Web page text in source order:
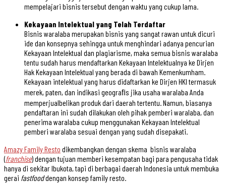
mempelajari bisnis tersebut dengan waktu yang cukup lama.
Kekayaan Intelektual yang Telah Terdaftar
Bisnis waralaba merupakan bisnis yang sangat rawan untuk dicuri
ide dan konsepnya sehingga untuk menghindari adanya pencurian
Kekayaan Intelektual dan plagiarisme, maka semua bisnis waralaba
tentu sudah harus mendaftarkan Kekayaan Intelektualnya ke Dirjen
Hak Kekayaan Intelektual yang berada di bawah Kemenkumham.
Kekayaan intelektual yang harus didaftarkan ke Dirjen HKI termasuk
merek, paten, dan indikasi geograﬁs jika usaha waralaba Anda
memperjualbelikan produk dari daerah tertentu. Namun, biasanya
pendaftaran ini sudah dilakukan oleh pihak pemberi waralaba, dan
penerima waralaba cukup menggunakan Kekayaan Intelektual
pemberi waralaba sesuai dengan yang sudah disepakati.
Amazy Family Resto dikembangkan dengan skema bisnis waralaba
(franchise) dengan tujuan memberi kesempatan bagi para pengusaha tidak
hanya di sekitar Ibukota, tapi di berbagai daerah Indonesia untuk membuka
gerai fastfooddengan konsep family resto.